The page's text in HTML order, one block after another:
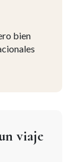
bien
viaje